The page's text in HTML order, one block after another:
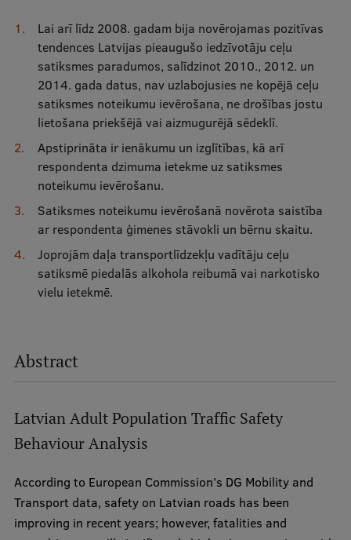
Lai arī līdz 2008. gadam bija novērojamas pozitīvas
tendences Latvijas pieaugušo iedzīvotāju ceļu
satiksmes paradumos, salīdzinot 2010., 2012. un
2014. gada datus, nav uzlabojusies ne kopējā ceļu
satiksmes noteikumu ievērošana, ne drošības jostu
lietošana priekšējā vai aizmugurējā sēdeklī.
Apstiprināta ir ienākumu un izglītības, kā arī
respondenta dzimuma ietekme uz satiksmes
noteikumu ievērošanu.
Satiksmes noteikumu ievērošanā novērota saistība
ar respondenta ģimenes stāvokli un bērnu skaitu.
Joprojām daļa transportlīdzekļu vadītāju ceļu
satiksmē piedalās alkohola reibumā vai narkotisko
vielu ietekmē.
Abstract
Latvian Adult Population Traffic Safety
Behaviour Analysis
According to European Commission’s DG Mobility and
Transport data, safety on Latvian roads has been
improving in recent years; however, fatalities and